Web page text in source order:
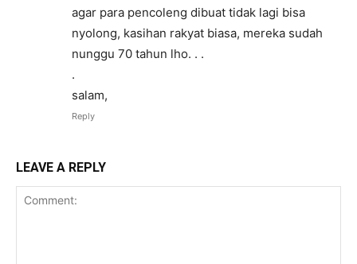
agar para pencoleng dibuat tidak lagi bisa
nyolong, kasihan rakyat biasa, mereka sudah
nunggu 70 tahun lho. . .
.
salam,
Reply
LEAVE A REPLY